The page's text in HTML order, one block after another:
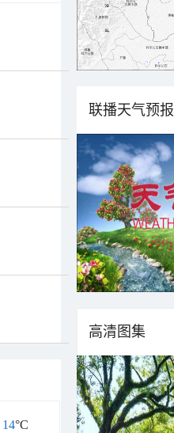
14°C
联播天气预报
高清图集